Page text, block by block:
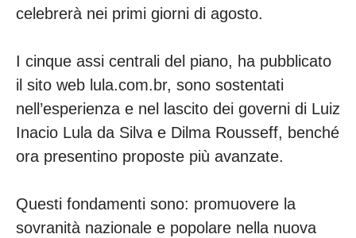
celebrerà nei primi giorni di agosto.
I cinque assi centrali del piano, ha pubblicato
il sito web lula.com.br, sono sostentati
nell’esperienza e nel lascito dei governi di Luiz
Inacio Lula da Silva e Dilma Rousseff, benché
ora presentino proposte più avanzate.
Questi fondamenti sono: promuovere la
sovranità nazionale e popolare nella nuova